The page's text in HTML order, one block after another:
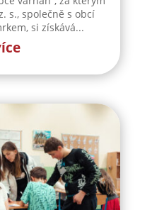
s., společně s obcí
si získává...